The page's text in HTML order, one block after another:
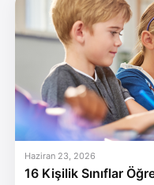
Haziran 23, 2026
16 Kişilik Sınıflar